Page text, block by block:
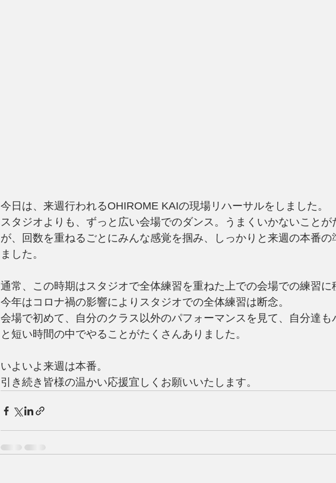
今日は、来週行われるOHIROME KAIの現場リハーサルをしました。
スタジオよりも、ずっと広い会場でのダンス。うまくいかないことが
が、回数を重ねるごとにみんな感覚を掴み、しっかりと来週の本番の
ました。
通常、この時期はスタジオで全体練習を重ねた上での会場での練習に
今年はコロナ禍の影響によりスタジオでの全体練習は断念。
会場で初めて、自分のクラス以外のパフォーマンスを見て、自分達も
と短い時間の中でやることがたくさんありました。
いよいよ来週は本番。
引き続き皆様の温かい応援宜しくお願いいたします。